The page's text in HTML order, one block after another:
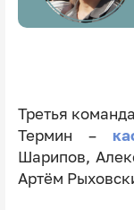
Третья
Термин –
Шарипов,
Артём